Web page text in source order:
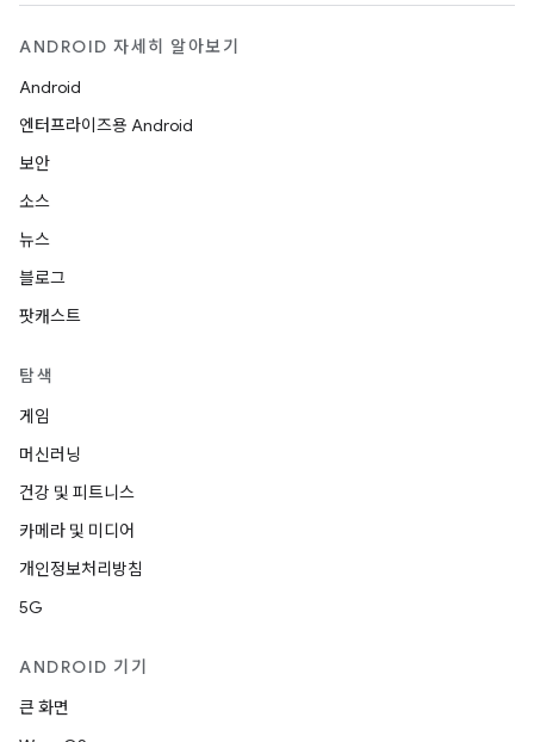
ANDROID 자세히 알아보기
Android
엔터프라이즈용 Android
보안
소스
뉴스
블로그
팟캐스트
탐색
게임
머신러닝
건강 및 피트니스
카메라 및 미디어
개인정보처리방침
5G
ANDROID 기기
큰 화면